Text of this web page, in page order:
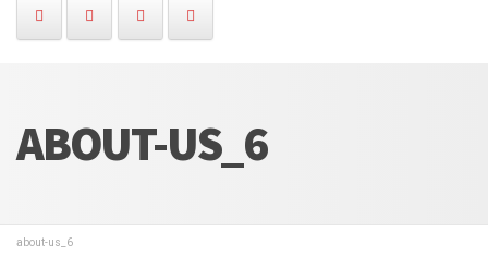
ABOUT-US_6
about-us_6